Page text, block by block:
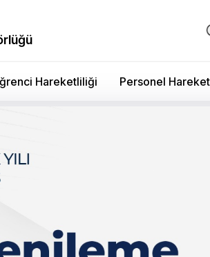
Hareketliliği Personel
Yılı